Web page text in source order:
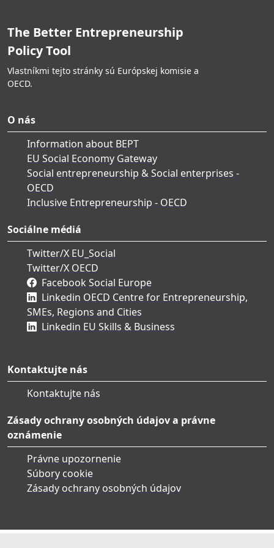
vykazujú a používajú s cieľom zlepšovať kampane
na zvyšovanie povedomia.
The Better Entrepreneurship
Policy Tool
Vlastníkmi tejto stránky sú Európskej komisie a
OECD.
O nás
Information about BEPT
EU Social Economy Gateway
Social entrepreneurship & Social enterprises -
OECD
Inclusive Entrepreneurship - OECD
Sociálne médiá
Twitter/X EU_Social
Twitter/X OECD
Facebook Social Europe
Linkedin OECD Centre for Entrepreneurship,
SMEs, Regions and Cities
Linkedin EU Skills & Business
Kontaktujte nás
Kontaktujte nás
Zásady ochrany osobných údajov a právne
oznámenie
Právne upozornenie
Súbory cookie
Zásady ochrany osobných údajov